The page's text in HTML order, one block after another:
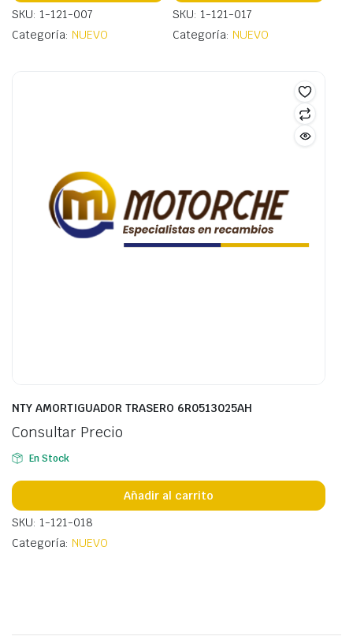
SKU: 1-121-007
Categoría: NUEVO
SKU: 1-121-017
Categoría: NUEVO
NTY AMORTIGUADOR TRASERO 6R0513025AH
Consultar Precio
En Stock
Añadir al carrito
SKU: 1-121-018
Categoría: NUEVO